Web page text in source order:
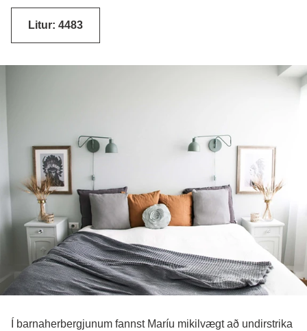
Litur: 4483
Í barnaherbergjunum fannst Maríu mikilvægt að undirstrika